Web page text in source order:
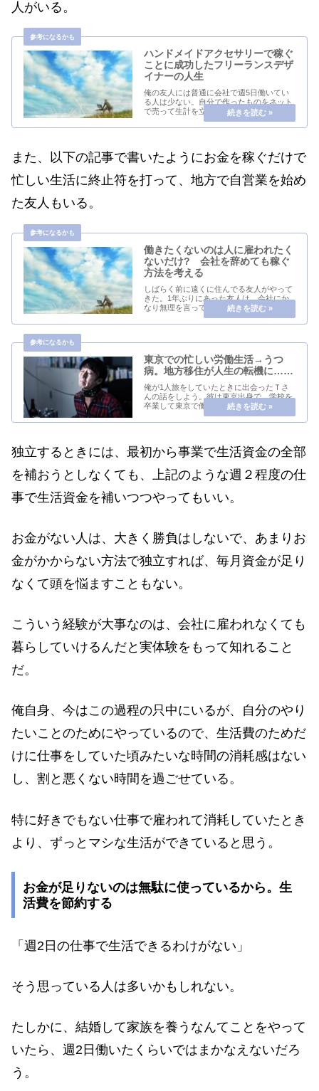
人がいる。
ハンドメイドアクセサリーで稼ぐ
ことに成功したフリーランスデザ
イナーの人生
俺の友人には普通に会社で週5日働いてい
る人は少ない。自分で作ったものをネット
で売って生計を立てている人や、店舗に出
して売っている人や、写真や映像の仕事を
フリーランスでしていたり、適当な仕事を
また、以下の記事で書いたようにお金を稼ぐだけで
忙しい生活に終止符を打って、地方で自営業を始め
た友人もいる。
働きたくないのは人に雇われたく
ないだけ? 会社を辞めても稼ぐ
方法を考える
しばらく前に遠くに住んでる友人がやって
きた。1年ぶりにあった友人は、会社にか
なり無理を言って2週間くらい休みをと
り、国内を旅行中だった。彼女の関心は最
初は料理にあって、1度東京に出てきて飲
心が深まり自給...
東京での忙しい労働生活→うつ
病。地方移住が人生の転機に……
俺が1人旅をしていたときに出会ったＴさ
んの話をしよう。彼は東京出身で、学校を
卒業して東京で働いていた。Ｔシャツを作
る仕事で、デザインをやったり発注の業務
や細々した雑用業務もこなす。仕事は順調
独立するときには、最初から事業で生活資金の全部
を補おうとしなくても、上記のような週２程度の仕
事で生活資金を補いつつやってもいい。
お金がない人は、大きく勝負はしないで、あまりお
金がかからない方法で独立すれば、毎月資金が足り
なくて頭を悩ますこともない。
こういう経験が大事なのは、会社に雇われなくても
暮らしていけるんだと実体験をもって知れること
だ。
俺自身、今はこの過程の只中にいるが、自分のやり
たいことのためにやっているので、生活費のためだ
けに仕事をしていた頃みたいな時間の消耗感はない
し、割と悪くない時間を過ごせている。
特に好きでもない仕事で雇われて消耗していたとき
より、ずっとマシな生活ができていると思う。
お金が足りないのは無駄に使っているから。生
活費を節約する
「週2日の仕事で生活できるわけがない」
そう思っている人は多いかもしれない。
たしかに、結婚して家族を養うなんてことをやって
いたら、週2日働いたくらいではまかなえないだろ
う。